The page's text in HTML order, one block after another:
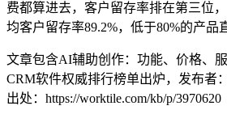
费都算进去，客户留存率排在第三位
均客户留存率89.2%，低于80%的产品
文章包含AI辅助创作：功能、价格、
CRM软件权威排行榜单出炉，发布者
出处： https://worktile.com/kb/p/3970620